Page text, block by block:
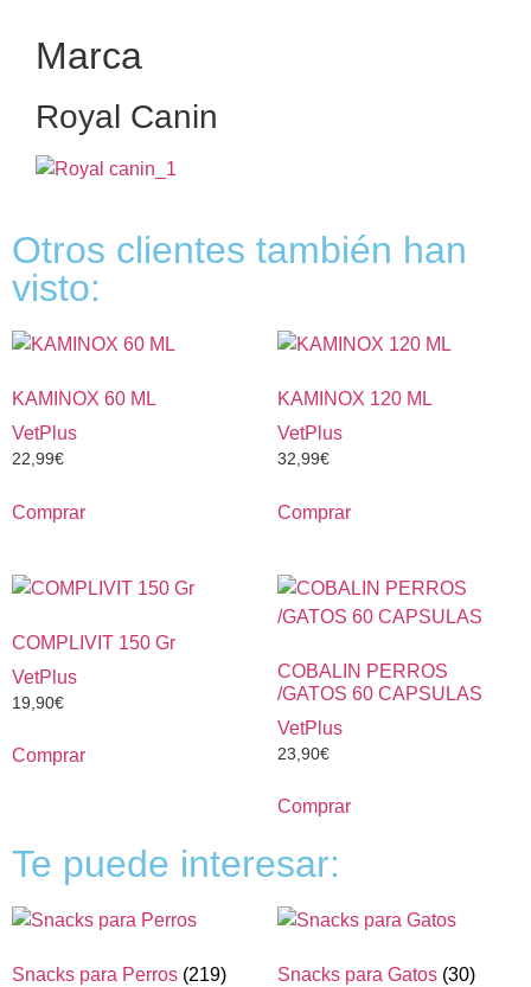
Marca
Royal Canin
Otros clientes también han
visto:
KAMINOX 60 ML
VetPlus
22,99€
Comprar
KAMINOX 120 ML
VetPlus
32,99€
Comprar
COMPLIVIT 150 Gr
VetPlus
19,90€
Comprar
COBALIN PERROS
/GATOS 60 CAPSULAS
VetPlus
23,90€
Comprar
Te puede interesar:
Snacks para Perros (219) Snacks para Gatos (30)